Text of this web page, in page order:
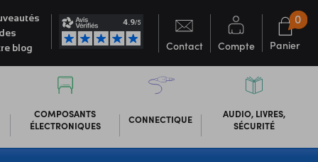
blog
Contact Compte Panier
0
COMPOSANTS
ÉLECTRONIQUES
CONNECTIQUE
AUDIO, LIVRES,
SÉCURITÉ